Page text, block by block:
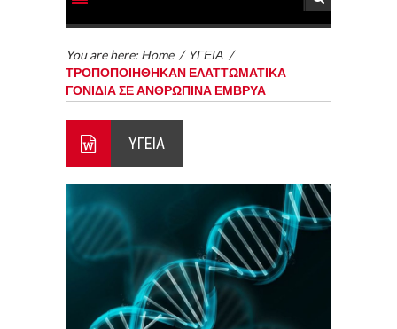
You are here: Home / ΥΓΕΙΑ /
ΤΡΟΠΟΠΟΙΗΘΗΚΑΝ ΕΛΑΤΤΩΜΑΤΙΚΑ
ΓΟΝΙΔΙΑ ΣΕ ΑΝΘΡΩΠΙΝΑ ΕΜΒΡΥΑ
ΥΓΕΙΑ